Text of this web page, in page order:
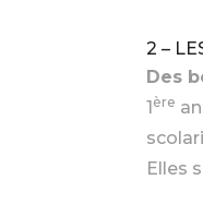
2 –
Des
1ère
Elles